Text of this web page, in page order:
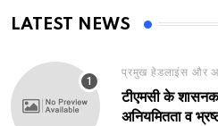
LATEST NEWS
प्रमुख हेडलाइंस और
टीएमसी के
अनियमितता व